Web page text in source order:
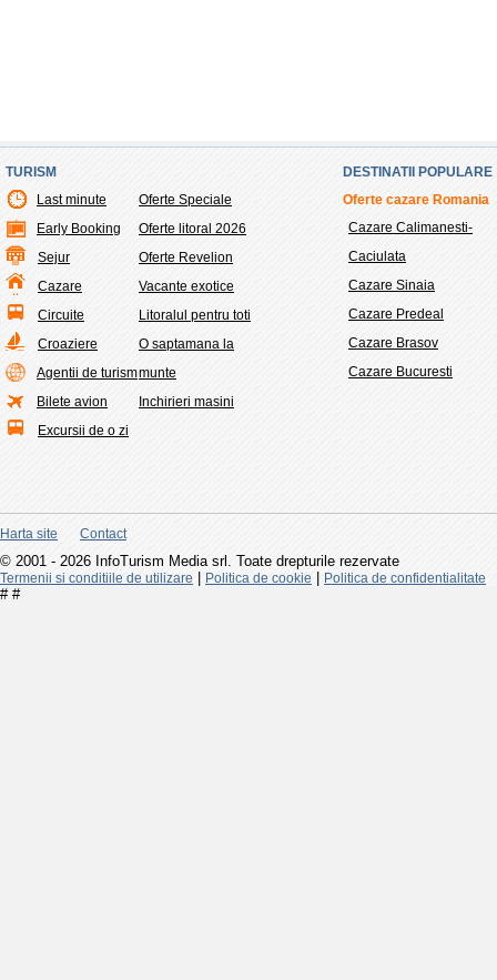
TURISM
Last minute
Early Booking
Sejur
Cazare
Circuite
Croaziere
Agentii de turism
Bilete avion
Excursii de o zi
Oferte Speciale
Oferte litoral 2026
Oferte Revelion
Vacante exotice
Litoralul pentru toti
O saptamana la
munte
Inchirieri masini
DESTINATII POPULARE
Oferte cazare Romania
Cazare Calimanesti-
Caciulata
Cazare Sinaia
Cazare Predeal
Cazare Brasov
Cazare Bucuresti
Harta site Contact
© 2001 - 2026 InfoTurism Media srl. Toate drepturile rezervate
Termenii si conditiile de utilizare Politica de cookie Politica de confidentialitate
# #